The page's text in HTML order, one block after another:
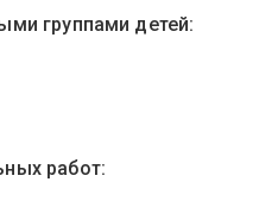
группами детей:
работ: